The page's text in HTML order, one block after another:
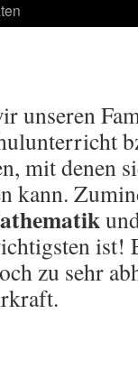
unseren
mit denen
kann.
ist!
zu sehr